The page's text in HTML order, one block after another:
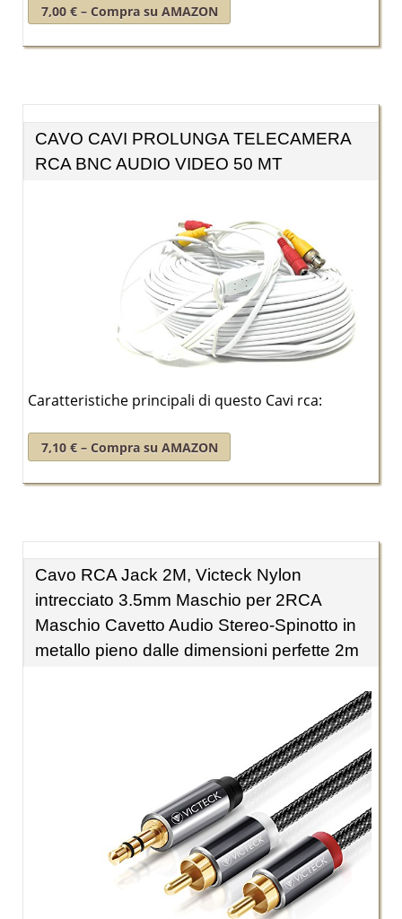
7,00 € – Compra su AMAZON
CAVO CAVI PROLUNGA TELECAMERA
RCA BNC AUDIO VIDEO 50 MT
Caratteristiche principali di questo Cavi rca:
7,10 € – Compra su AMAZON
Cavo RCA Jack 2M, Victeck Nylon
intrecciato 3.5mm Maschio per 2RCA
Maschio Cavetto Audio Stereo-Spinotto in
metallo pieno dalle dimensioni perfette 2m